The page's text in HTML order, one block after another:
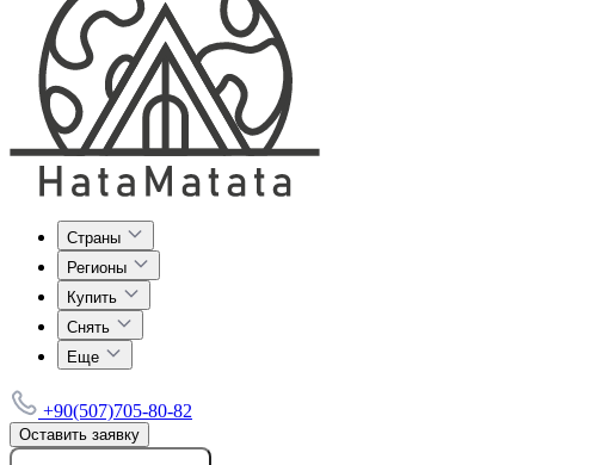
Страны
Регионы
Купить
Снять
Еще
+90(507)705-80-82
Оставить заявку